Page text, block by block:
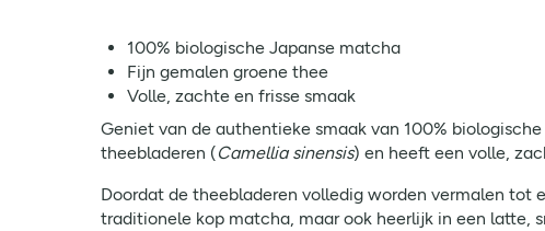
100% biologische Japanse matcha
Fijn gemalen groene thee
Volle, zachte en frisse smaak
Geniet van de authentieke smaak van 100%
theebladeren (Camellia sinensis) en heeft een volle,
Doordat de theebladeren volledig worden vermalen tot
traditionele kop matcha, maar ook heerlijk in een latte,